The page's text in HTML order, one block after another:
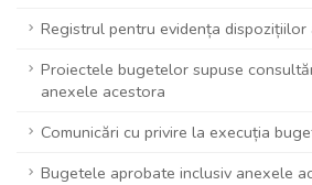
Registrul pentru evidența
Proiectele bugetelor supuse
anexele acestora
Comunicări cu privire la execuția
Bugetele aprobate inclusiv anexele